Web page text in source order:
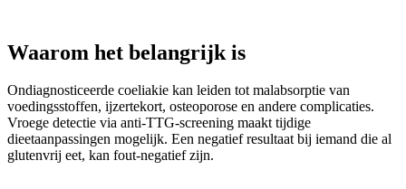
Waarom het belangrijk is
Ondiagnosticeerde coeliakie kan leiden tot malabsorptie van
voedingsstoffen, ijzertekort, osteoporose en andere complicaties.
Vroege detectie via anti-TTG-screening maakt tijdige
dieetaanpassingen mogelijk. Een negatief resultaat bij iemand die al
glutenvrij eet, kan fout-negatief zijn.